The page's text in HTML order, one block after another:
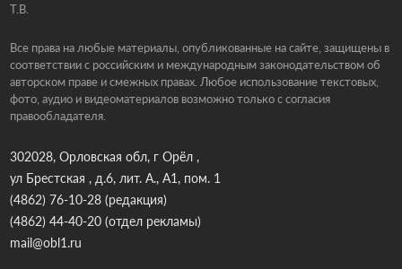
Т.В.
Все права на любые материалы, опубликованные на сайте, защищены в
соответствии с российским и международным законодательством об
авторском праве и смежных правах. Любое использование текстовых,
фото, аудио и видеоматериалов возможно только с согласия
правообладателя.
302028, Орловская обл, г Орёл ,
ул Брестская , д.6, лит. А., А1, пом. 1
(4862) 76-10-28(редакция)
(4862) 44-40-20(отдел рекламы)
mail@obl1.ru